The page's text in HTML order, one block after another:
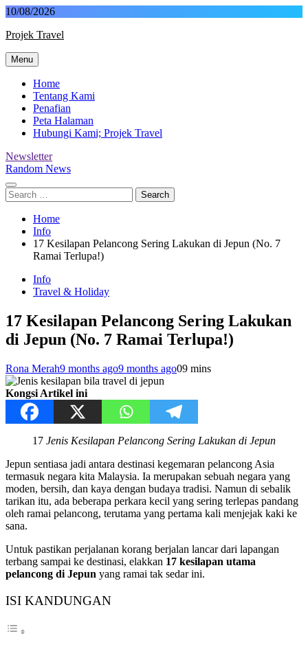
Skip
content
10/08/2026
Projek Travel
Malaysia Travel Portal
Menu
Home
Tentang Kami
Penafian
Peta Halaman
Hubungi Kami; Projek Travel
Newsletter
Random News
Search
for:
Home
Info
17 Kesilapan Pelancong Sering Lakukan di Jepun (No. 7
Ramai Terlupa!)
Info
Travel & Holiday
17 Kesilapan Pelancong Sering Lakukan
di Jepun (No. 7 Ramai Terlupa!)
Rona Merah9 months ago9 months ago09 mins
Kongsi Artikel ini
17 Jenis Kesilapan Pelancong Sering Lakukan di Jepun
Jepun sentiasa jadi antara destinasi kegemaran pelancong Asia
termasuk negara kita Malaysia. Ia merupakan sebuah negara yang
moden, bersih, dan kaya dengan budaya tradisi. Namun di sebalik
tarikan itu, ada beberapa perkara kecil yang sering terlepas pandang
oleh ramai pelancong, terutama yang pertama kali menjejak kaki ke
sana.
Untuk pastikan perjalanan korang berjalan lancar dari lapangan
terbang sampai ke destinasi, elakkan 17 kesilapan utama
pelancong di Jepun yang ramai tak sedar ini.
ISI KANDUNGAN